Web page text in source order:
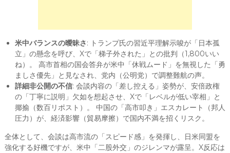
米中バランスの曖昧さ: トランプ氏の習近平理解示唆が「日本孤
立」の懸念を呼び、Xで「梯子外された」との批判（1,800いい
ね）。 高市首相の国会答弁が米中「休戦ムード」を無視した「勇
ましさ優先」と見なされ、党内（公明党）で調整難航の声。
詳細非公開の不信: 会談内容の「差し控える」姿勢が、安倍政権
の「丁寧に説明」欠如を想起させ、Xで「レベルが低い宰相」と
揶揄（数百リポスト）。 中国の「高市叩き」エスカレート（邦人
圧力）が、経済影響（貿易摩擦）で国内不満を招くリスク。
全体として、会談は高市流の「スピード感」を発揮し、日米同盟を
強化する好機ですが、米中「二股外交」のジレンマが露呈。X反応は